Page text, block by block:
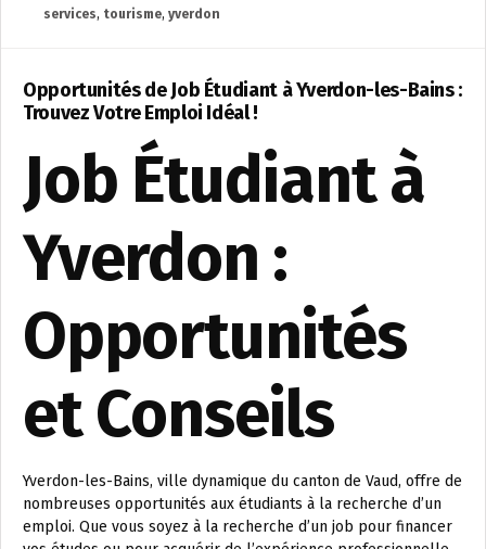
services, tourisme, yverdon
Opportunités de Job Étudiant à Yverdon-les-Bains :
Trouvez Votre Emploi Idéal !
Job Étudiant à
Yverdon :
Opportunités
et Conseils
Yverdon-les-Bains, ville dynamique du canton de Vaud, offre de
nombreuses opportunités aux étudiants à la recherche d’un
emploi. Que vous soyez à la recherche d’un job pour financer